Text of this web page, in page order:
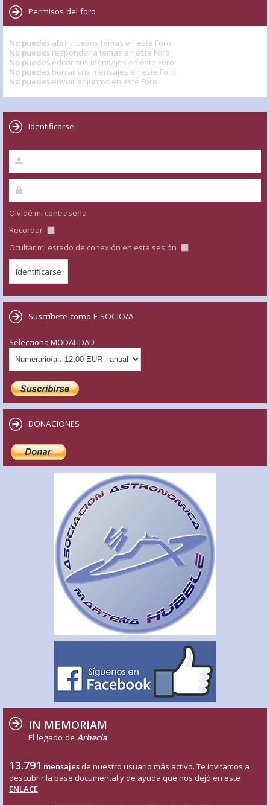
Permisos del foro
No puedes abrir nuevos temas en este Foro
No puedes responder a temas en este Foro
No puedes editar sus mensajes en este Foro
No puedes borrar sus mensajes en este Foro
No puedes enviar adjuntos en este Foro
Identificarse
Olvidé mi contraseña
Recordar
Ocultar mi estado de conexión en esta sesión
Suscríbete como E-SOCIO/A
Selecciona MODALIDAD
DONACIONES
IN MEMORIAM
El legado de Arbacia
13.791 mensajes de nuestro usuario más activo. Te invitamos a
descubrir la base documental y de ayuda que nos dejó en este
ENLACE